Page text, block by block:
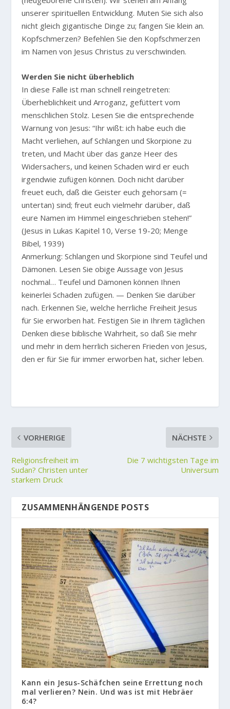
unserer spirituellen Entwicklung. Muten Sie sich also
nicht gleich gigantische Dinge zu; fangen Sie klein an.
Kopfschmerzen? Befehlen Sie den Kopfschmerzen
im Namen von Jesus Christus zu verschwinden.
Werden Sie nicht überheblich
In diese Falle ist man schnell reingetreten:
Überheblichkeit und Arroganz, gefüttert vom
menschlichen Stolz. Lesen Sie die entsprechende
Warnung von Jesus:“Ihr wißt: ich habe euch die
Macht verliehen, auf Schlangen und Skorpione zu
treten, und Macht über das ganze Heer des
Widersachers, und keinen Schaden wird er euch
irgendwie zufügen können. Doch nicht darüber
freuet euch, daß die Geister euch gehorsam (=
untertan) sind; freut euch vielmehr darüber, daß
eure Namen im Himmel eingeschrieben stehen!”
(Jesus in Lukas Kapitel 10, Verse 19-20; Menge
Bibel, 1939)
Anmerkung: Schlangen und Skorpione sind Teufel und
Dämonen. Lesen Sie obige Aussage von Jesus
nochmal… Teufel und Dämonen können Ihnen
keinerlei Schaden zufügen. — Denken Sie darüber
nach. Erkennen Sie, welche herrliche Freiheit Jesus
für Sie erworben hat. Festigen Sie in Ihrem täglichen
Denken diese biblische Wahrheit, so daß Sie mehr
und mehr in dem herrlich sicheren Frieden von Jesus,
den er für Sie für immer erworben hat, sicher leben.
VORHERIGE
Religionsfreiheit im
Sudan? Christen unter
starkem Druck
NÄCHSTE
Die 7 wichtigsten Tage im
Universum
ZUSAMMENHÄNGENDE POSTS
Kann ein Jesus-Schäfchen seine Errettung noch
mal verlieren? Nein. Und was ist mit Hebräer
6:4?